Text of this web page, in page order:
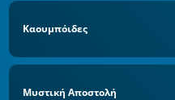
Καουμπόιδες
Μυστική Αποστολή